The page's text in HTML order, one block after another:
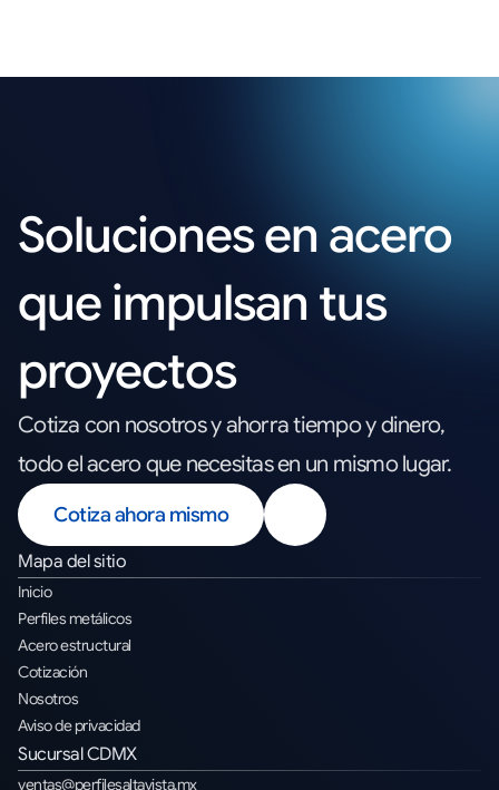
Soluciones en acero
que impulsan tus
proyectos
Cotiza con nosotros y ahorra tiempo y dinero,
todo el acero que necesitas en un mismo lugar.
Cotiza ahora mismo
Mapa del sitio
Inicio
Perfiles metálicos
Acero estructural
Cotización
Nosotros
Aviso de privacidad
Sucursal CDMX
ventas@perfilesaltavista.mx